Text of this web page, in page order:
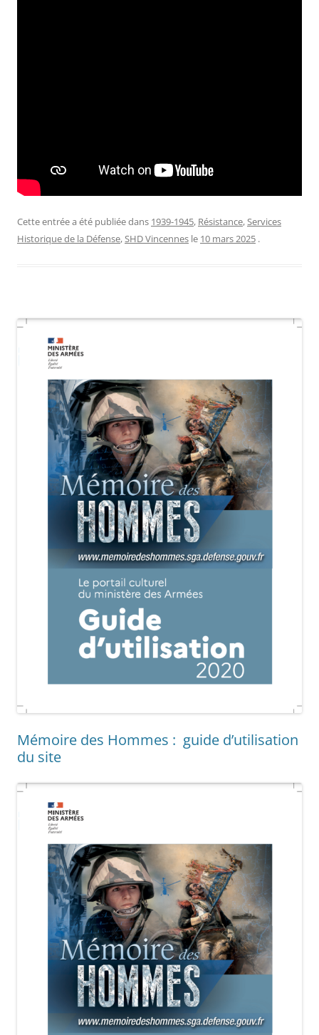
Cette entrée a été publiée dans 1939-1945, Résistance,Services
Historique de la Défense,SHD Vincennes le 10 mars 2025 .
Mémoire des Hommes : guide d’utilisation
du site